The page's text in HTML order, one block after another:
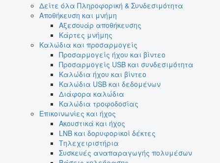
Δείτε όλα Πληροφορική & Συνδεσιμότητα
Αποθήκευση και μνήμη
Αξεσουάρ αποθήκευσης
Κάρτες μνήμης
Καλώδια και προσαρμογείς
Προσαρμογείς ήχου και βίντεο
Προσαρμογείς USB και συνδεσιμότητα
Καλώδια ήχου και βίντεο
Καλώδια USB και δεδομένων
Διάφορα καλώδια
Καλώδια τροφοδοσίας
Επικοινωνίες και ήχος
Ακουστικά και ήχος
LNB και δορυφορικοί δέκτες
Τηλεχειριστήρια
Συσκευές αναπαραγωγής πολυμέσων